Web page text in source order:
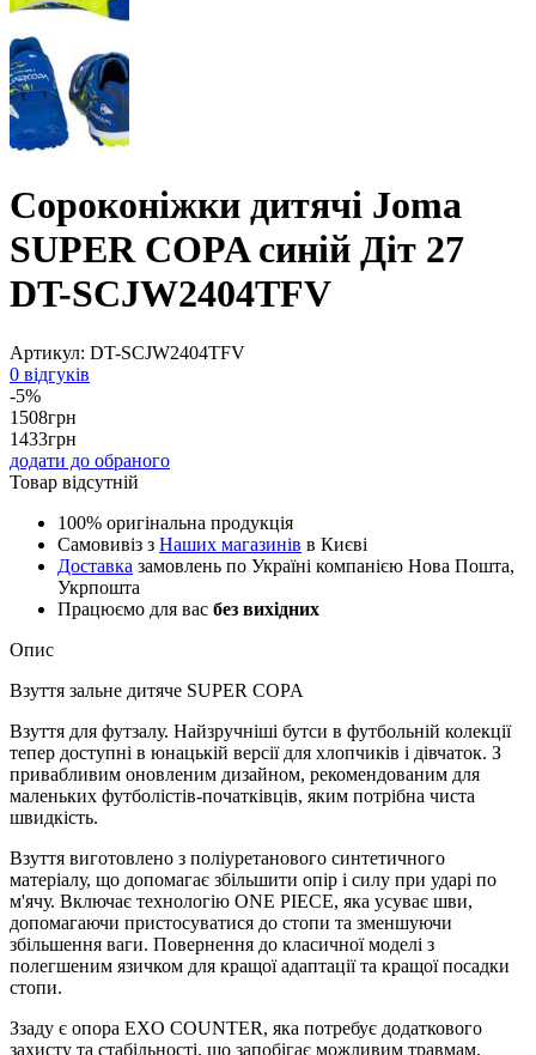
Сороконіжки дитячі Joma
SUPER COPA синій Діт 27
DT-SCJW2404TFV
Артикул: DT-SCJW2404TFV
0 відгуків
-5%
1508грн
1433грн
додати до обраного
Товар відсутній
100% оригінальна продукція
Самовивіз з Наших магазинів в Києві
Доставка замовлень по Україні компанією Нова Пошта,
Укрпошта
Працюємо для вас без вихідних
Опис
Взуття зальне дитяче SUPER COPA
Взуття для футзалу. Найзручніші бутси в футбольній колекції
тепер доступні в юнацькій версії для хлопчиків і дівчаток. З
привабливим оновленим дизайном, рекомендованим для
маленьких футболістів-початківців, яким потрібна чиста
швидкість.
Взуття виготовлено з поліуретанового синтетичного
матеріалу, що допомагає збільшити опір і силу при ударі по
м'ячу. Включає технологію ONE PIECE, яка усуває шви,
допомагаючи пристосуватися до стопи та зменшуючи
збільшення ваги. Повернення до класичної моделі з
полегшеним язичком для кращої адаптації та кращої посадки
стопи.
Ззаду є опора EXO COUNTER, яка потребує додаткового
захисту та стабільності, що запобігає можливим травмам.